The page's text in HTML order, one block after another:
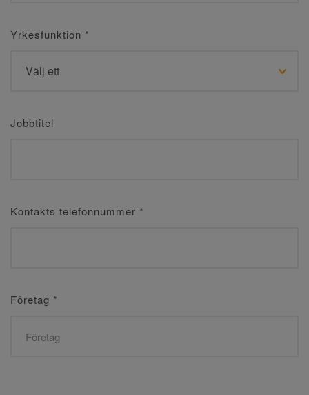
Yrkesfunktion *
Jobbtitel
Kontakts telefonnummer *
Företag *